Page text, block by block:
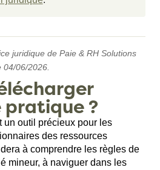
juridique de Paie & RH Solutions
06/2026.
?
un outil précieux pour les
des ressources
à comprendre les règles de
mineur, à naviguer dans les